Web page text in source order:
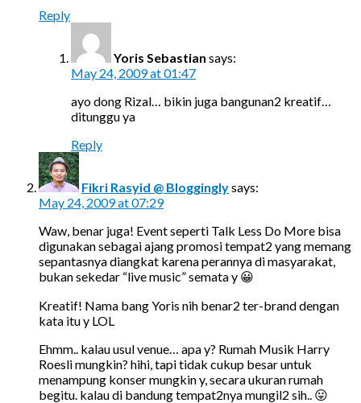
Reply
Yoris Sebastian says:
May 24, 2009 at 01:47
ayo dong Rizal… bikin juga bangunan2 kreatif…
ditunggu ya
Reply
Fikri Rasyid @ Blogginglysays:
May 24, 2009 at 07:29
Waw, benar juga! Event seperti Talk Less Do More bisa
digunakan sebagai ajang promosi tempat2 yang memang
sepantasnya diangkat karena perannya di masyarakat,
bukan sekedar “live music” semata y 😀
Kreatif! Nama bang Yoris nih benar2 ter-brand dengan
kata itu y LOL
Ehmm.. kalau usul venue… apa y? Rumah Musik Harry
Roesli mungkin? hihi, tapi tidak cukup besar untuk
menampung konser mungkin y, secara ukuran rumah
begitu. kalau di bandung tempat2nya mungil2 sih.. 😛